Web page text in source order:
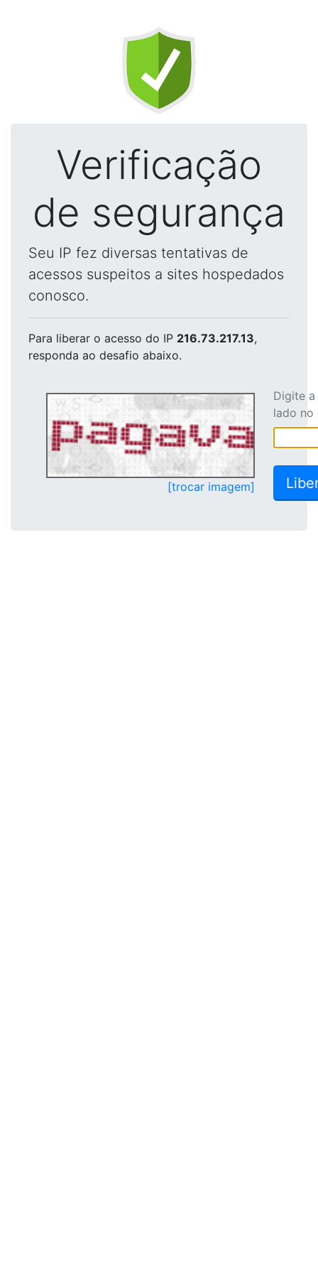
Verificação
de segurança
Seu IP fez diversas tentativas de
acessos suspeitos a sites hospedados
conosco.
Para liberar o acesso do IP 216.73.217.13,
responda ao desafio abaixo.
[trocar imagem]
Digite
lado no